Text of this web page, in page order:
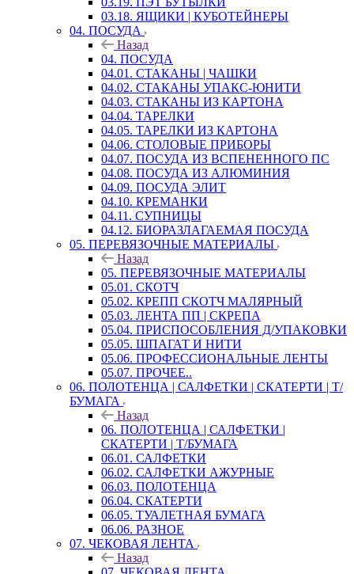
03.18. ЯЩИКИ | КУБОТЕЙНЕРЫ
04. ПОСУДА
Назад
04. ПОСУДА
04.01. СТАКАНЫ | ЧАШКИ
04.02. СТАКАНЫ УПАКС-ЮНИТИ
04.03. СТАКАНЫ ИЗ КАРТОНА
04.04. ТАРЕЛКИ
04.05. ТАРЕЛКИ ИЗ КАРТОНА
04.06. СТОЛОВЫЕ ПРИБОРЫ
04.07. ПОСУДА ИЗ ВСПЕНЕННОГО ПС
04.08. ПОСУДА ИЗ АЛЮМИНИЯ
04.09. ПОСУДА ЭЛИТ
04.10. КРЕМАНКИ
04.11. СУПНИЦЫ
04.12. БИОРАЗЛАГАЕМАЯ ПОСУДА
05. ПЕРЕВЯЗОЧНЫЕ МАТЕРИАЛЫ
Назад
05. ПЕРЕВЯЗОЧНЫЕ МАТЕРИАЛЫ
05.01. СКОТЧ
05.02. КРЕПП СКОТЧ МАЛЯРНЫЙ
05.03. ЛЕНТА ПП | СКРЕПА
05.04. ПРИСПОСОБЛЕНИЯ Д/УПАКОВКИ
05.05. ШПАГАТ И НИТИ
05.06. ПРОФЕССИОНАЛЬНЫЕ ЛЕНТЫ
05.07. ПРОЧЕЕ..
06. ПОЛОТЕНЦА | САЛФЕТКИ | СКАТЕРТИ | Т/
БУМАГА
Назад
06. ПОЛОТЕНЦА | САЛФЕТКИ |
СКАТЕРТИ | Т/БУМАГА
06.01. САЛФЕТКИ
06.02. САЛФЕТКИ АЖУРНЫЕ
06.03. ПОЛОТЕНЦА
06.04. СКАТЕРТИ
06.05. ТУАЛЕТНАЯ БУМАГА
06.06. РАЗНОЕ
07. ЧЕКОВАЯ ЛЕНТА
Назад